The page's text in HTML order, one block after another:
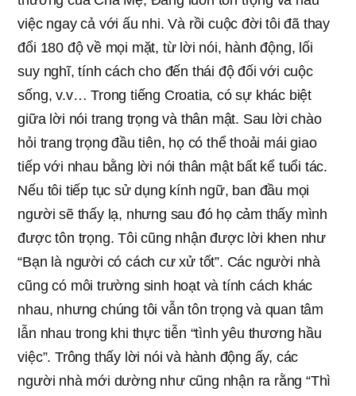
việc ngay cả với ấu nhi. Và rồi cuộc đời tôi đã thay
đổi 180 độ về mọi mặt, từ lời nói, hành động, lối
suy nghĩ, tính cách cho đến thái độ đối với cuộc
sống, v.v… Trong tiếng Croatia, có sự khác biệt
giữa lời nói trang trọng và thân mật. Sau lời chào
hỏi trang trọng đầu tiên, họ có thể thoải mái giao
tiếp với nhau bằng lời nói thân mật bất kể tuổi tác.
Nếu tôi tiếp tục sử dụng kính ngữ, ban đầu mọi
người sẽ thấy lạ, nhưng sau đó họ cảm thấy mình
được tôn trọng. Tôi cũng nhận được lời khen như
“Bạn là người có cách cư xử tốt”. Các người nhà
cũng có môi trường sinh hoạt và tính cách khác
nhau, nhưng chúng tôi vẫn tôn trọng và quan tâm
lẫn nhau trong khi thực tiễn “tình yêu thương hầu
việc”. Trông thấy lời nói và hành động ấy, các
người nhà mới dường như cũng nhận ra rằng “Thì